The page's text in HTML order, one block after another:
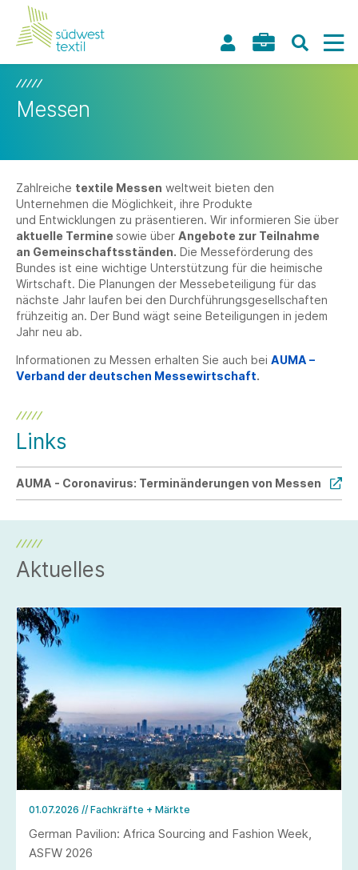
Messen
Zahlreiche textile Messen weltweit bieten den
Unternehmen die Möglichkeit, ihre Produkte
und Entwicklungen zu präsentieren. Wir informieren Sie über
aktuelle Termine sowie über Angebote zur Teilnahme
an Gemeinschaftsständen. Die Messeförderung des
Bundes ist eine wichtige Unterstützung für die heimische
Wirtschaft. Die Planungen der Messebeteiligung für das
nächste Jahr laufen bei den Durchführungsgesellschaften
frühzeitig an. Der Bund wägt seine Beteiligungen in jedem
Jahr neu ab.
Informationen zu Messen erhalten Sie auch bei AUMA –
Verband der deutschen Messewirtschaft.
Links
AUMA - Coronavirus: Terminänderungen von Messen
Aktuelles
01.07.2026 // Fachkräfte + Märkte
German Pavilion: Africa Sourcing and Fashion Week,
ASFW 2026